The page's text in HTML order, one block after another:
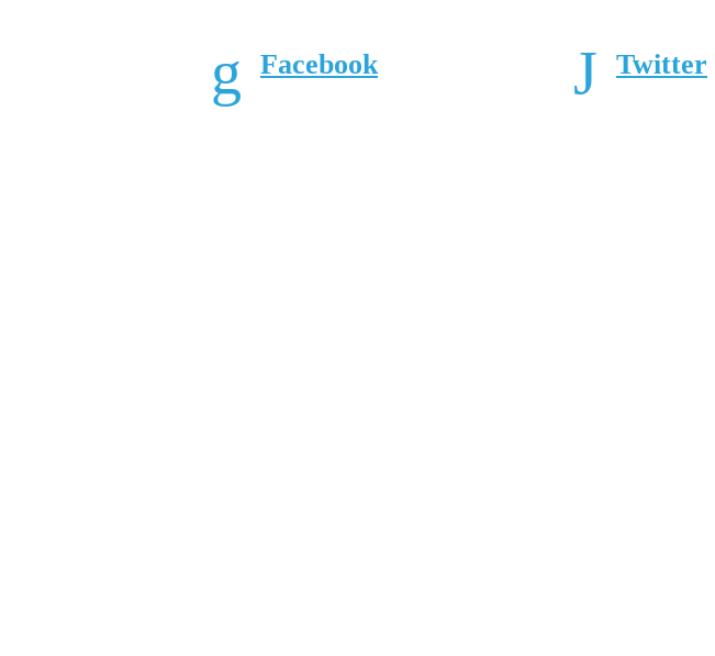
Facebook Twitter